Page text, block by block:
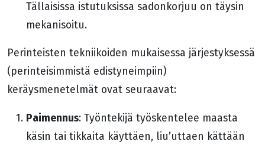
Tällaisissa istutuksissa sadonkorjuu on täysin
mekanisoitu.
Perinteisten tekniikoiden mukaisessa järjestyksessä
(perinteisimmistä edistyneimpiin)
keräysmenetelmät ovat seuraavat:
Paimennus: Työntekijä työskentelee maasta
käsin tai tikkaita käyttäen, liu’uttaen kättään